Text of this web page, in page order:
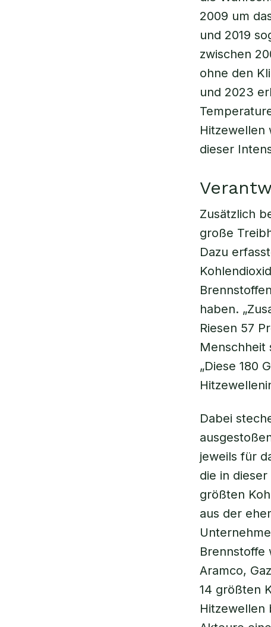
2009 um
und 2019
zwischen
ohne den
und 2023
Hitzewellen
dieser
Zusätzlich
große
Dazu
haben.
Riesen 57
Menschheit
„Diese 180
Dabei
jeweils für
die in
größten
aus der
Brennstoffe
Aramco,
14 größten
Hitzewellen